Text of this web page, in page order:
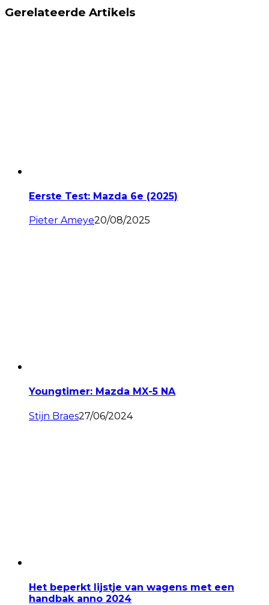
Gerelateerde Artikels
Eerste Test: Mazda 6e (2025)
Pieter Ameye20/08/2025
Youngtimer: Mazda MX-5 NA
Stijn Braes27/06/2024
Het beperkt lijstje van wagens met een
handbak anno 2024